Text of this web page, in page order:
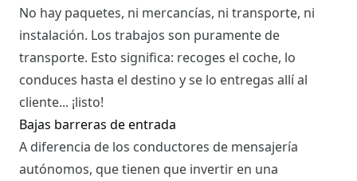
No hay paquetes, ni mercancías, ni transporte, ni
instalación. Los trabajos son puramente de
transporte. Esto significa: recoges el coche, lo
conduces hasta el destino y se lo entregas allí al
cliente... ¡listo!
Bajas barreras de entrada
A diferencia de los conductores de mensajería
autónomos, que tienen que invertir en una